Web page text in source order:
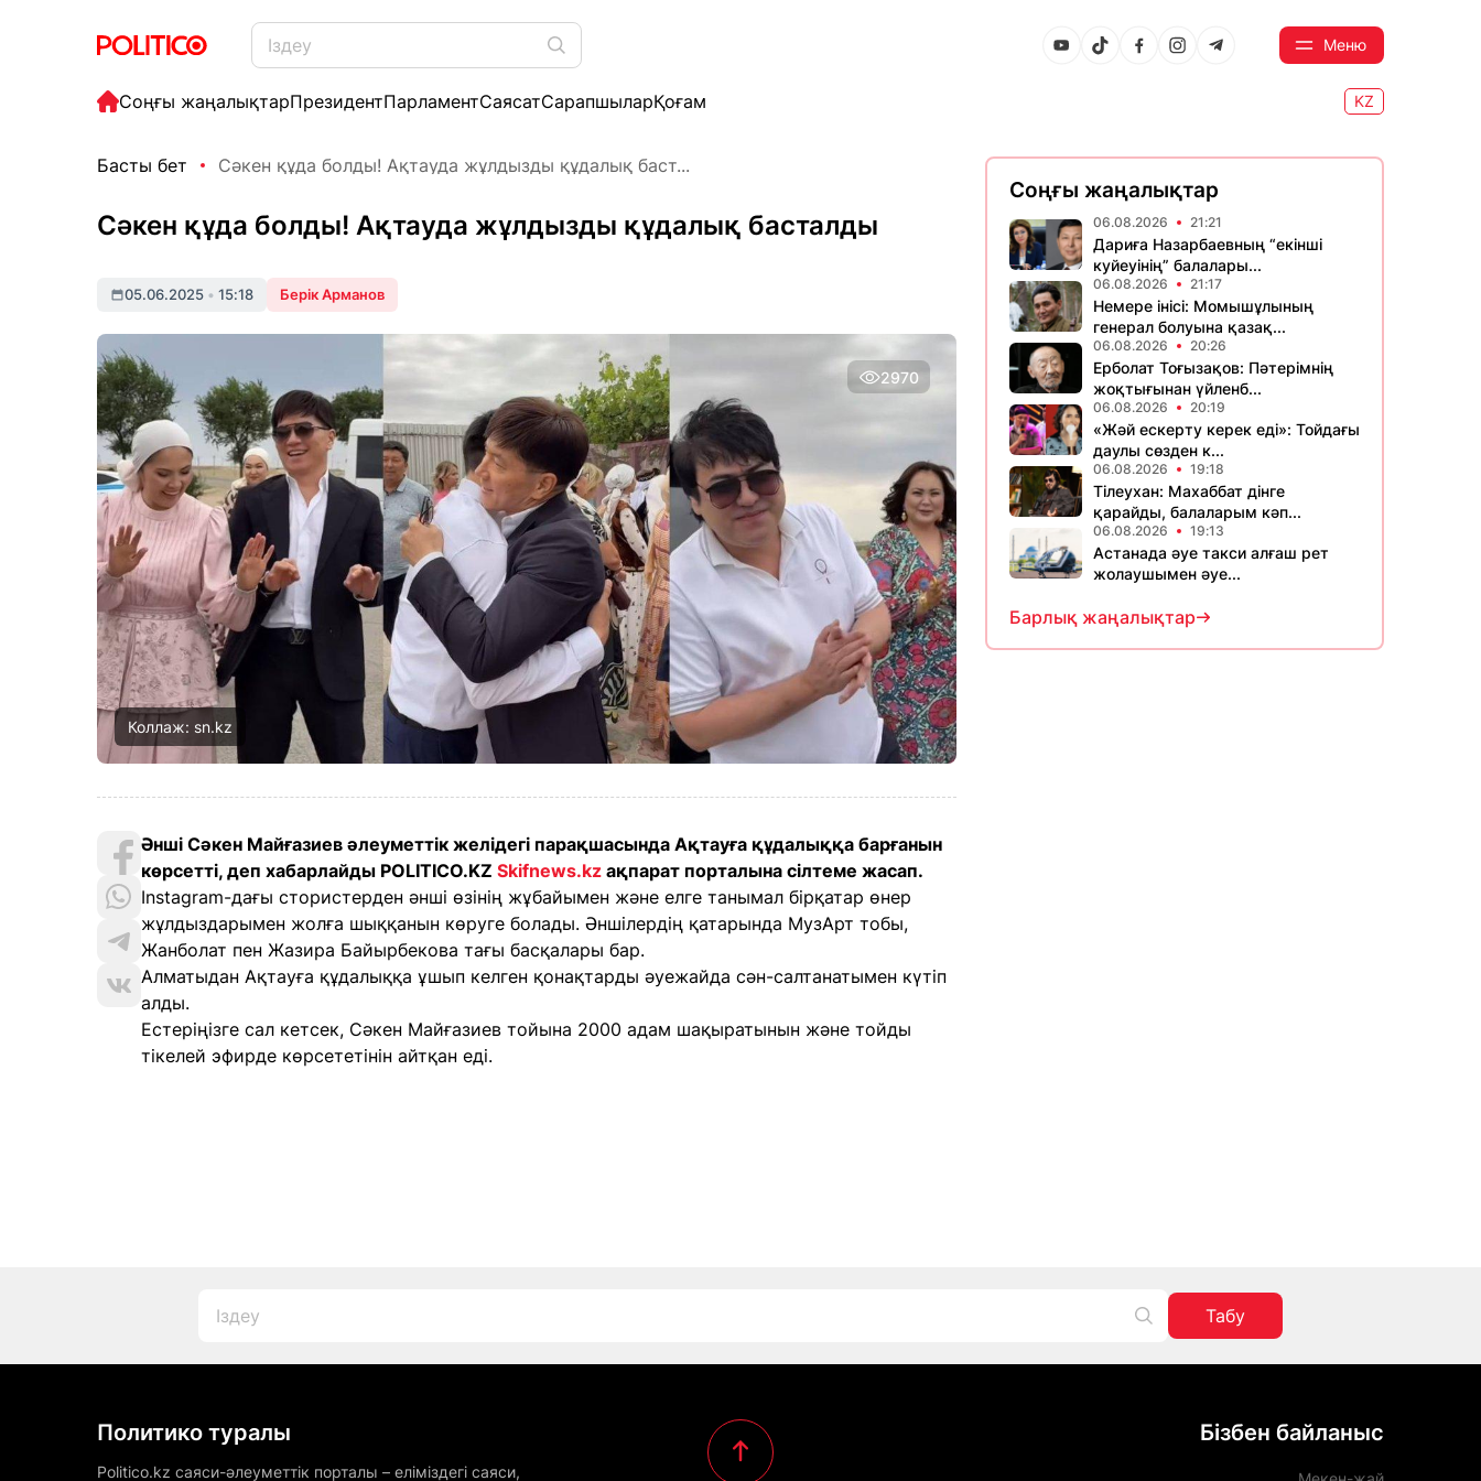
Меню
Соңғы жаңалықтарПрезидентПарламентСаясатСарапшыларҚоғам KZ
Басты бет Сәкен құда болды! Ақтауда жұлдызды құдалық баст...
Сәкен құда болды! Ақтауда жұлдызды құдалық басталды
05.06.2025 • 15:18 Берік Арманов
2970
Коллаж: sn.kz
Әнші Сәкен Майғазиев әлеуметтік желідегі парақшасында Ақтауға құдалыққа барғанын
көрсетті, деп хабарлайды POLITICO.KZ Skifnews.kz ақпарат порталына сілтеме жасап.
Instagram-дағы стористерден әнші өзінің жұбайымен және елге танымал бірқатар өнер
жұлдыздарымен жолға шыққанын көруге болады. Әншілердің қатарында МузАрт тобы,
Жанболат пен Жазира Байырбекова тағы басқалары бар.
Алматыдан Ақтауға құдалыққа ұшып келген қонақтарды әуежайда сән-салтанатымен күтіп
алды.
Естеріңізге сал кетсек, Сәкен Майғазиев тойына 2000 адам шақыратынын және тойды
тікелей эфирде көрсететінін айтқан еді.
Соңғы жаңалықтар
06.08.2026 21:21
Дариға Назарбаевның “екінші
куйеуінің” балалары...
06.08.2026 21:17
Немере інісі: Момышұлының
генерал болуына қазақ...
06.08.2026 20:26
Ерболат Тоғызақов: Пәтерімнің
жоқтығынан үйленб...
06.08.2026 20:19
«Жәй ескерту керек еді»: Тойдағы
даулы сөзден к...
06.08.2026 19:18
Тілеухан: Махаббат дінге
қарайды, балаларым кәп...
06.08.2026 19:13
Астанада әуе такси алғаш рет
жолаушымен әуе...
Барлық жаңалықтар
Табу
Политико туралы
Politico.kz саяси-әлеуметтік порталы – еліміздегі саяси,
Бізбен байланыс